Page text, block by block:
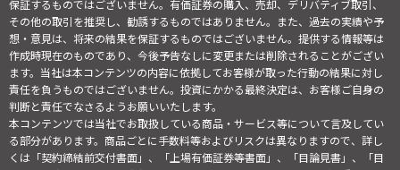
保証するものではございません。有価証券の購入、売却、デリバティブ取引、
その他の取引を推奨し、勧誘するものではありません。また、過去の実績や予
想・意見は、将来の結果を保証するものではございません。提供する情報等は
作成時現在のものであり、今後予告なしに変更または削除されることがござい
ます。当社は本コンテンツの内容に依拠してお客様が取った行動の結果に対し
責任を負うものではございません。投資にかかる最終決定は、お客様ご自身の
判断と責任でなさるようお願いいたします。
本コンテンツでは当社でお取扱している商品・サービス等について言及してい
る部分があります。商品ごとに手数料等およびリスクは異なりますので、詳し
くは「契約締結前交付書面」、「上場有価証券等書面」、「目論見書」、「目